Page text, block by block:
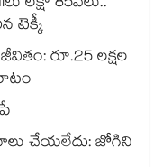
టెక్కీ
రూ.25 లక్షల
చేయలేదు: జోగిని